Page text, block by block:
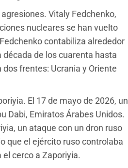
Vitaly Fedchenko,
nucleares se han vuelto
contabiliza alrededor
de los cuarenta hasta
frentes: Ucrania y Oriente
El 17 de mayo de 2026, un
Dabi, Emiratos Árabes Unidos.
un ataque con un dron ruso
que el ejército ruso controlaba
cerco a Zaporiyia.